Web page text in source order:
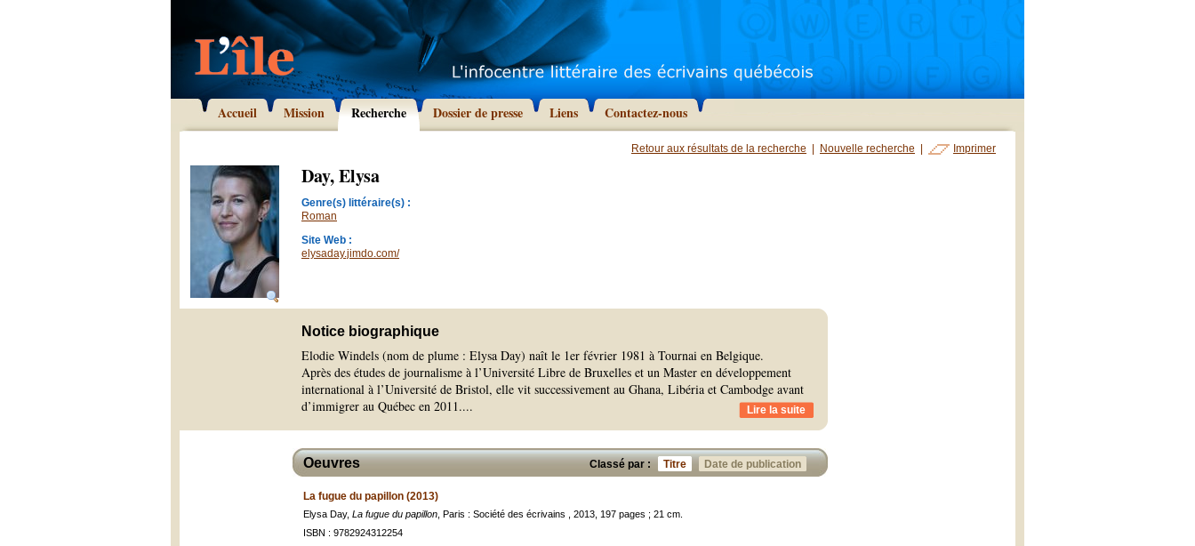
Accueil Mission Recherche Dossier de presse Liens Contactez-nous
Retour aux résultats de la recherche Nouvelle recherche Imprimer
Day, Elysa
Genre(s) littéraire(s) :
Roman
Site Web :
elysaday.jimdo.com/
Notice biographique
Elodie Windels (nom de plume : Elysa Day) naît le 1er février 1981 à Tournai en Belgique.
Après des études de journalisme à l’Université Libre de Bruxelles et un Master en développement
international à l’Université de Bristol, elle vit successivement au Ghana, Libéria et Cambodge avant
d’immigrer au Québec en 2011.... Lire la suite
Classé par : Titre Date de publication
Oeuvres
La fugue du papillon (2013)
Elysa Day, La fugue du papillon , Paris : Société des écrivains , 2013, 197 pages ; 21 cm.
ISBN : 9782924312254